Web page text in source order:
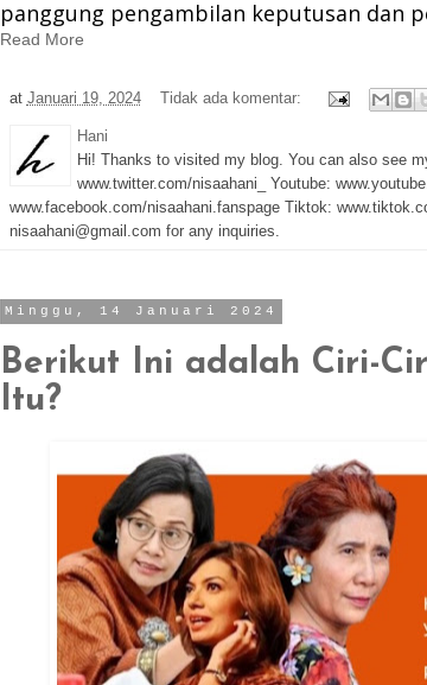
panggung pengambilan keputusan dan
Read More
at Januari 19, 2024 Tidak ada komentar:
Hani
Hi! Thanks to visited my blog. You can also see
www.twitter.com/nisaahani_ Youtube:
www.facebook.com/nisaahani.fanspage Tiktok:
nisaahani@gmail.com for any inquiries.
Minggu, 14 Januari 2024
Berikut Ini adalah Ciri-
Itu?